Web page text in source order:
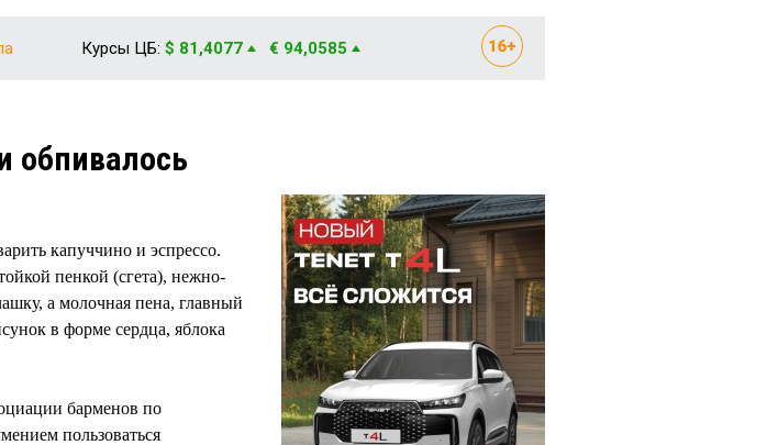
Курсы ЦБ: $ 81,4077 € 94,0585
обпивалось
капуччино и эспрессо.
пенкой (сгета), нежно-
а молочная пена, главный
в форме сердца, яблока
барменов по
пользоваться